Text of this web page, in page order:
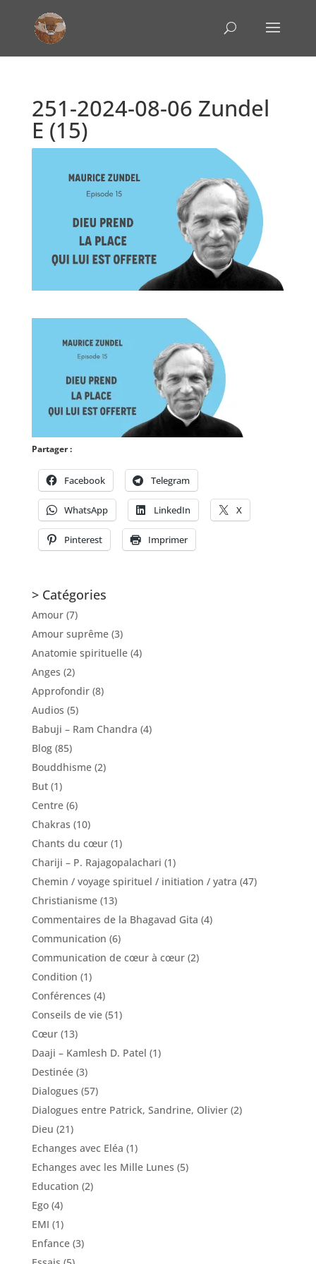
251-2024-08-06 Zundel
E (15)
Partager :
Facebook Telegram
WhatsApp LinkedIn X
Pinterest Imprimer
> Catégories
Amour(7)
Amour suprême(3)
Anatomie spirituelle(4)
Anges (2)
Approfondir(8)
Audios (5)
Babuji – Ram Chandra (4)
Blog(85)
Bouddhisme(2)
But(1)
Centre(6)
Chakras (10)
Chants du cœur(1)
Chariji – P. Rajagopalachari (1)
Chemin / voyage spirituel / initiation / yatra (47)
Christianisme(13)
Commentaires de la Bhagavad Gita (4)
Communication (6)
Communication de cœur à cœur(2)
Condition (1)
Conférences (4)
Conseils de vie(51)
Cœur(13)
Daaji – Kamlesh D. Patel (1)
Destinée(3)
Dialogues (57)
Dialogues entre Patrick, Sandrine, Olivier(2)
Dieu (21)
Echanges avec Eléa (1)
Echanges avec les Mille Lunes (5)
Education (2)
Ego(4)
EMI (1)
Enfance(3)